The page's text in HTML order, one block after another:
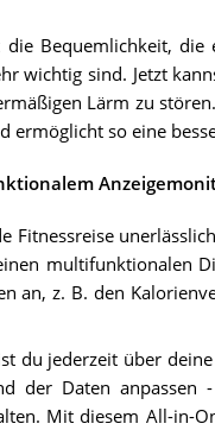
die Bequemlichkeit,
wichtig sind. Jetzt
Lärm zu
so eine
Fitnessreise
multifunktionalen
an, z. B. den
du jederzeit über
der Daten
Mit diesem All-in-